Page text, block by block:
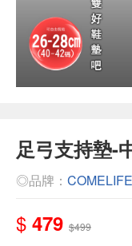
足弓支持墊-
◎品牌： COMELIFE
$ 479 $499